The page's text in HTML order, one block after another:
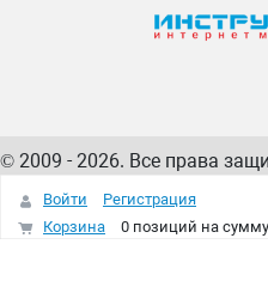
© 2009 - 2026. Все права
информация на сайте –
интернет-магазина
Войти
Регистрация
Корзина
0 позиций на сумму